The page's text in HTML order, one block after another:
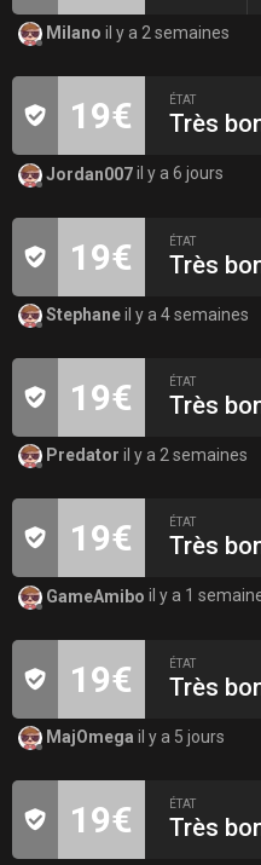
Milano il y a 2 semaines
19€ ÉTAT
Très
Jordan007il y a 6 jours
19€ ÉTAT
Très
Stephaneil y a 4 semaines
19€ ÉTAT
Très
Predator il y a 2 semaines
19€ ÉTAT
Très
GameAmibo il y a 1
19€ ÉTAT
Très
MajOmega il y a 5 jours
19€ ÉTAT
Très